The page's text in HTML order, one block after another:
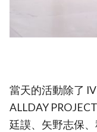
當天的活動除了
ALLDAY
廷謨、矢野志保